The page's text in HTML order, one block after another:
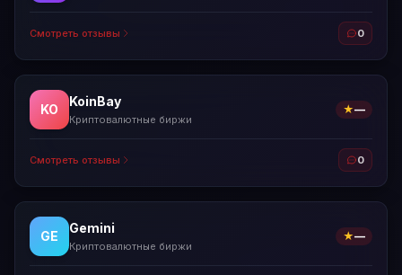
Смотреть отзывы 0
KO
KoinBay
Криптовалютные биржи
★—
Смотреть отзывы 0
GE
Gemini
Криптовалютные биржи
★—